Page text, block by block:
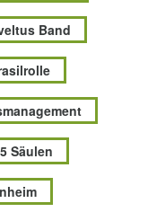
Band
5 Säulen